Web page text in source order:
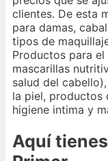
clientes. De esta
para damas,
tipos de
Productos para
mascarillas
salud del
la piel, productos
higiene intima y
Aquí